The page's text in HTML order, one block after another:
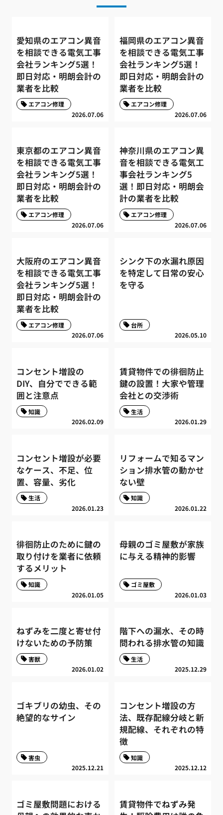
愛知県のエアコン異音
を相談できる電気工事
会社ランキング5選！
即日対応・明朗会計の
業者を比較
2026.07.06
エアコン修理
福岡県のエアコン異音
を相談できる電気工事
会社ランキング5選！
即日対応・明朗会計の
業者を比較
2026.07.06
エアコン修理
東京都のエアコン異音
を相談できる電気工事
会社ランキング5選！
即日対応・明朗会計の
業者を比較
2026.07.06
エアコン修理
神奈川県のエアコン異
音を相談できる電気工
事会社ランキング5
選！即日対応・明朗会
計の業者を比較
2026.07.06
エアコン修理
大阪府のエアコン異音
を相談できる電気工事
会社ランキング5選！
即日対応・明朗会計の
業者を比較
2026.07.06
エアコン修理
シンク下の水漏れ原因
を特定して日常の安心
を守る
2026.05.10
台所
コンセント増設の
DIY、自分でできる範
囲と注意点
2026.02.09
知識
賃貸物件での徘徊防止
鍵の設置！大家や管理
会社との交渉術
2026.01.29
生活
コンセント増設が必要
なケース、不足、位
置、容量、劣化
2026.01.23
生活
リフォームで知るマン
ション排水管の動かせ
ない壁
2026.01.22
知識
徘徊防止のために鍵の
取り付けを業者に依頼
するメリット
2026.01.05
知識
母親のゴミ屋敷が家族
に与える精神的影響
2026.01.03
ゴミ屋敷
ねずみを二度と寄せ付
けないための予防策
2026.01.02
害獣
階下への漏水、その時
問われる排水管の知識
2025.12.29
生活
ゴキブリの幼虫、その
絶望的なサイン
2025.12.21
害虫
コンセント増設の方
法、既存配線分岐と新
規配線、それぞれの特
徴
2025.12.12
知識
ゴミ屋敷問題における
賃貸物件でねずみ発